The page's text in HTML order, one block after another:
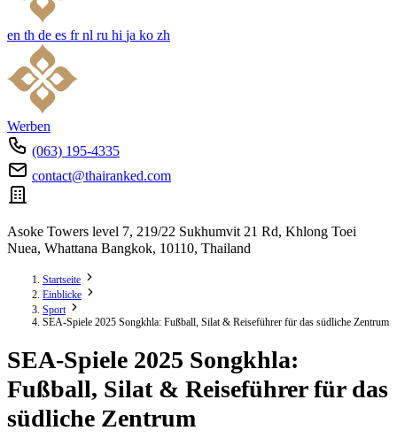
en th de es fr nl ru hi ja ko zh
Werben
(063) 195-4335
contact@thairanked.com
Asoke Towers level 7, 219/22 Sukhumvit 21 Rd, Khlong Toei
Nuea, Whattana Bangkok, 10110, Thailand
Startseite
Einblicke
Sport
SEA-Spiele 2025 Songkhla: Fußball, Silat & Reiseführer für das südliche Zentrum
SEA-Spiele 2025 Songkhla:
Fußball, Silat & Reiseführer für das
südliche Zentrum